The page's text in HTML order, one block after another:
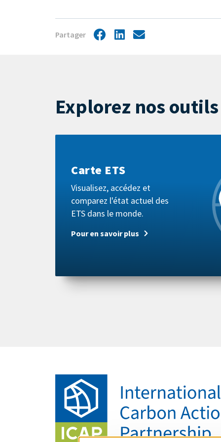
Partager FacebookLinkedIn
Share
Explorez nos outils
savoirCarte ETS
Visualisez, accédez et
comparez l'état actuel des
ETS dans le monde.
Pour en savoir plus